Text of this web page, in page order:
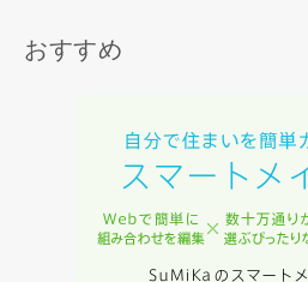
おすすめ